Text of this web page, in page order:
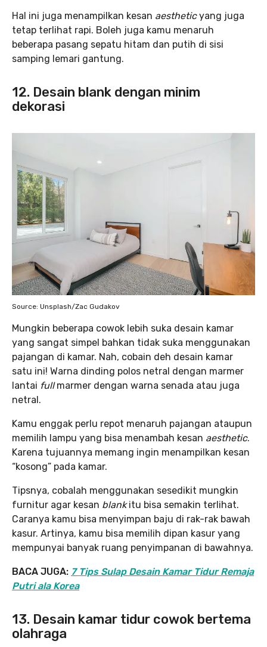
Hal ini juga menampilkan kesan aestheticyang juga
tetap terlihat rapi. Boleh juga kamu menaruh
beberapa pasang sepatu hitam dan putih di sisi
samping lemari gantung.
12. Desain blank dengan minim
dekorasi
Source: Unsplash/Zac Gudakov
Mungkin beberapa cowok lebih suka desain kamar
yang sangat simpel bahkan tidak suka menggunakan
pajangan di kamar. Nah, cobain deh desain kamar
satu ini! Warna dinding polos netral dengan marmer
lantai fullmarmer dengan warna senada atau juga
netral.
Kamu enggak perlu repot menaruh pajangan ataupun
memilih lampu yang bisa menambah kesan aesthetic.
Karena tujuannya memang ingin menampilkan kesan
“kosong” pada kamar.
Tipsnya, cobalah menggunakan sesedikit mungkin
furnitur agar kesan blankitu bisa semakin terlihat.
Caranya kamu bisa menyimpan baju di rak-rak bawah
kasur. Artinya, kamu bisa memilih dipan kasur yang
mempunyai banyak ruang penyimpanan di bawahnya.
BACA JUGA: 7 Tips Sulap Desain Kamar Tidur Remaja
Putri ala Korea
13. Desain kamar tidur cowok bertema
olahraga